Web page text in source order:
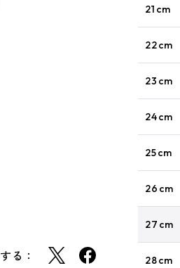
る：
21cm
22cm
23cm
24cm
25cm
26cm
27cm
28cm